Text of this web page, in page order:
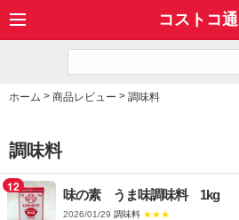
コストコ通
ホーム > 商品レビュー > 調味料
調味料
12
味の素 うま味調味料 1kg
2026/01/29 調味料 ★★★